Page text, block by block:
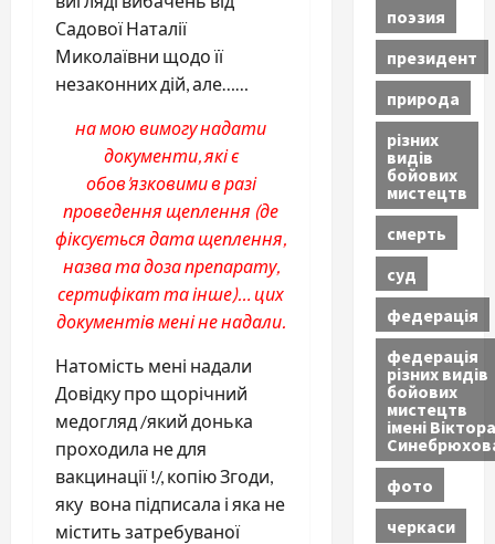
Садової Наталії
Миколаївни щодо її
незаконних дій, але……
на мою вимогу надати
документи, які є
обов’язковими в разі
проведення щеплення (де
фіксується дата щеплення,
назва та доза препарату,
сертифікат та інше)… цих
документів мені не надали.
Натомість мені надали
Довідку про щорічний
медогляд /який донька
проходила не для
вакцинації !/, копію Згоди,
яку вона підписала і яка не
містить затребуваної
поэзия
президент
природа
різних
видів
бойових
мистецтв
смерть
суд
федерація
федерація
різних видів
бойових
мистецтв
імені Віктора
фото
черкаси